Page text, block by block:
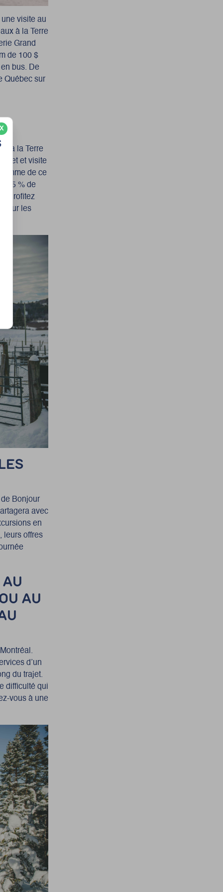
visite au
à la Terre
Grand
de 100 $
bus. De
Québec sur
à la Terre
et visite
de ce
25 % de
Profitez
sur les
Bonjour
avec
en
leurs offres
AU
AU
d’un
du trajet.
difficulté qui
vous à une